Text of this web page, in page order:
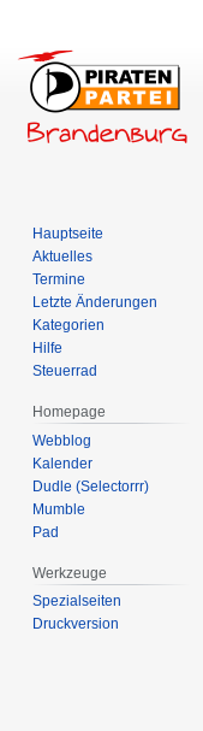
Hauptseite
Aktuelles
Termine
Letzte Änderungen
Kategorien
Hilfe
Steuerrad
Homepage
Webblog
Kalender
Dudle (Selectorrr)
Mumble
Pad
Werkzeuge
Spezialseiten
Druckversion